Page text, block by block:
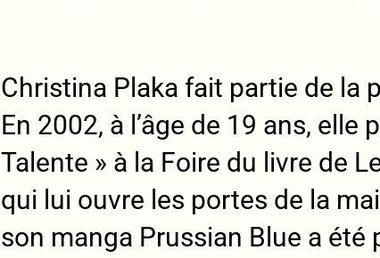
Christina Plaka fait partie de la
En 2002, à l’âge de 19 ans,
Talente » à la Foire du livre de
qui lui ouvre les portes de la
son manga Prussian Blue a été